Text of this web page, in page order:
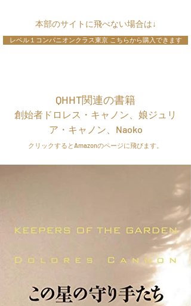
​本部のサイトに飛べない場合は↓
レベル１コンパニオンクラス東京 こちらから購入できます
QHHT関連の書籍
創始者ドロレス・キャノン、娘ジュリ
ア・キャノン、Naoko
クリックするとAmazonのページに飛びます。